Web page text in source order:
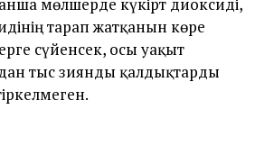
тарап жатқанын көре
сүйенсек, осы уақыт
тыс зиянды қалдықтарды